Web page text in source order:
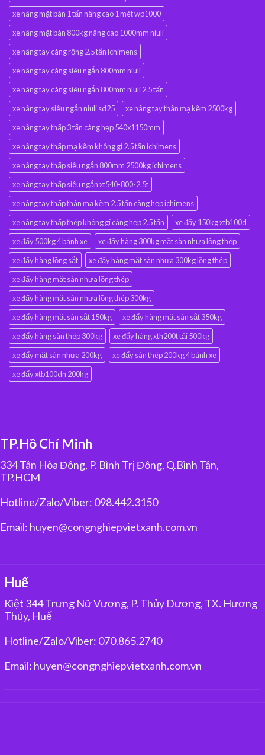
xe nâng mặt bàn 1 tấn nâng cao 1 mét wp1000
xe nâng mặt bàn 800kg nâng cao 1000mm niuli
xe nâng tay càng rộng 2.5 tấn ichimens
xe nâng tay càng siêu ngắn 800mm niuli
xe nâng tay càng siêu ngắn 800mm niuli 2.5 tấn
xe nâng tay siêu ngắn niuli sd25
xe nâng tay thân mạ kẽm 2500kg
xe nâng tay thấp 3 tấn càng hẹp 540x1150mm
xe nâng tay thấp mạ kẽm không gỉ 2.5 tấn ichimens
xe nâng tay thấp siêu ngắn 800mm 2500kg ichimens
xe nâng tay thấp siêu ngắn xt540-800-2.5t
xe nâng tay thấp thân mạ kẽm 2.5 tấn càng hẹp ichimens
xe nâng tay thấp thép không gỉ càng hẹp 2.5 tấn
xe đẩy 150kg xtb100d
xe đẩy 500kg 4 bánh xe
xe đẩy hàng 300kg mặt sàn nhựa lồng thép
xe đẩy hàng lồng sắt
xe đẩy hàng mặt sàn nhựa 300kg lồng thép
xe đẩy hàng mặt sàn nhựa lồng thép
xe đẩy hàng mặt sàn nhựa lồng thép 300kg
xe đẩy hàng mặt sàn sắt 150kg
xe đẩy hàng mặt sàn sắt 350kg
xe đẩy hàng sàn thép 300kg
xe đẩy hàng xth200t tải 500kg
xe đẩy mặt sàn nhựa 200kg
xe đẩy sàn thép 200kg 4 bánh xe
xe đẩy xtb100dn 200kg
TP.Hồ Chí Minh
334 Tân Hòa Đông, P. Bình Trị Đông, Q.Bình Tân,
TP.HCM
Hotline/Zalo/Viber: 098.442.3150
Email: huyen@congnghiepvietxanh.com.vn
Huế
Kiệt 344 Trưng Nữ Vương, P. Thủy Dương, TX. Hương
Thủy, Huế
Hotline/Zalo/Viber: 070.865.2740
Email: huyen@congnghiepvietxanh.com.vn